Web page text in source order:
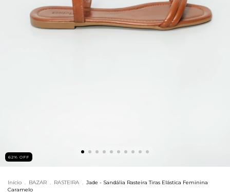
62% OFF
Início . BAZAR . RASTEIRA . Jade - Sandália Rasteira Tiras Elástica Feminina
Caramelo